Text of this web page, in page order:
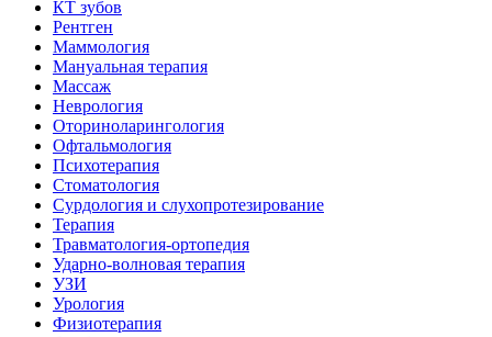
КТ зубов
Рентген
Маммология
Мануальная терапия
Массаж
Неврология
Оториноларингология
Офтальмология
Психотерапия
Стоматология
Сурдология и слухопротезирование
Терапия
Травматология-ортопедия
Ударно-волновая терапия
УЗИ
Урология
Физиотерапия